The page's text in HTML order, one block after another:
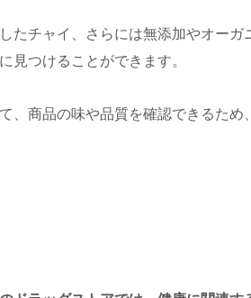
たチャイ、さらには無添加やオーガ
見つけることができます。
、商品の味や品質を確認できるため